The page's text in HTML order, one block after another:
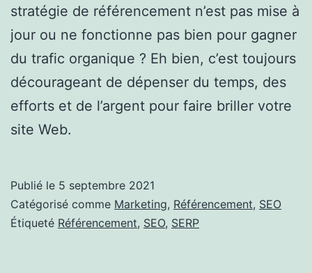
stratégie de référencement n’est pas mise à
jour ou ne fonctionne pas bien pour gagner
du trafic organique ? Eh bien, c’est toujours
décourageant de dépenser du temps, des
efforts et de l’argent pour faire briller votre
site Web.
Publié le 5 septembre 2021
Catégorisé comme Marketing, Référencement, SEO
Étiqueté Référencement, SEO, SERP